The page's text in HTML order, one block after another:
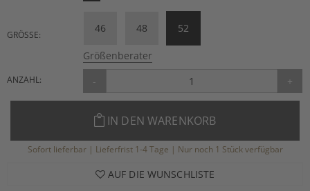
GRÖSSE:
46 48 52
Größenberater
ANZAHL: - +
IN DEN WARENKORB
Sofort lieferbar | Lieferfrist 1-4 Tage | Nur noch 1 Stück verfügbar
AUF DIE WUNSCHLISTE